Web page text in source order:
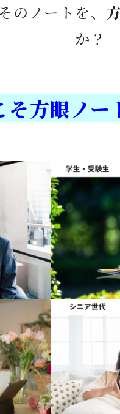
のノートを、
か？
そ方眼ノ